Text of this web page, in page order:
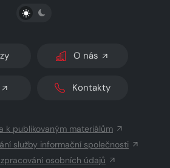
PŘEPNOUT SVĚTLÝ/TMAVÝ REŽIM
O nás
Kontakty
k publikovaným materiálům
služby informační společnosti
osobních údajů